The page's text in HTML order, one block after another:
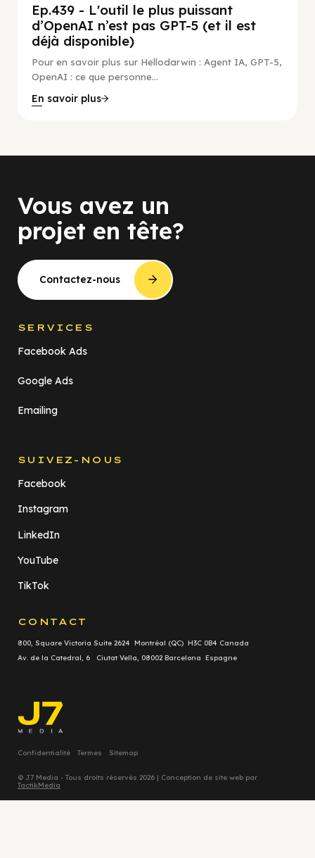
Ep.439 - L'outil le plus puissant
d’OpenAI n’est pas GPT-5 (et il est
déjà disponible)
Pour en savoir plus sur Hellodarwin : Agent IA, GPT-5,
OpenAI : ce que personne...
En savoir plus
Vous avez un
projet en tête?
Contactez-nous
SERVICES
Facebook Ads
Google Ads
Emailing
SUIVEZ-NOUS
Facebook
Instagram
LinkedIn
YouTube
TikTok
CONTACT
800, Square Victoria Suite 2624 Montréal (QC) H3C 0B4 Canada
Av. de la Catedral, 6 Ciutat Vella, 08002 Barcelona Espagne
Confidentialité Termes Sitemap
© J7 Media - Tous droits réservés 2026 | Conception de site web par
TactikMedia